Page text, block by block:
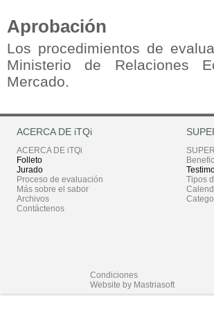
Aprobación
Los procedimientos de
Ministerio de Relaciones
Mercado.
Condiciones
Website by Mastriasoft
ACERCA DE iTQi
ACERCA DE iTQi
Folleto
Jurado
Proceso de evaluación
Más sobre el sabor
Archivos
Contáctenos
Tipos